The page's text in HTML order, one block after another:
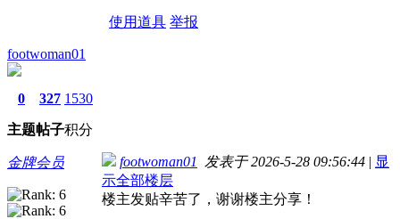
使用道具 举报
footwoman01
0
主题
327
帖子
1530
积分
金牌会员 footwoman01 发表于 2026-5-28 09:56:44 | 显
示全部楼层
楼主发贴辛苦了，谢谢楼主分享！